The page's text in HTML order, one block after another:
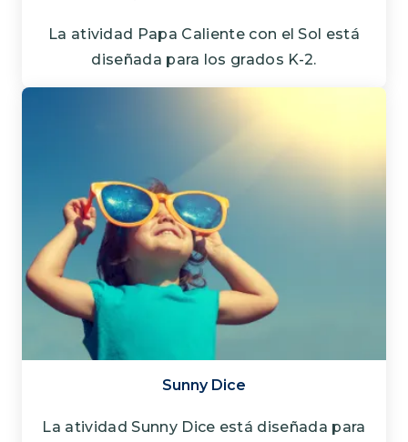
La atividad Papa Caliente con el Sol está
diseñada para los grados K-2.
Sunny Dice
La atividad Sunny Dice está diseñada para